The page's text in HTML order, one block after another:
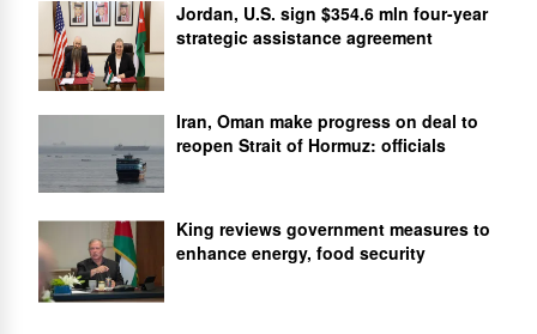
Jordan, U.S. sign $354.6 mln four-year
strategic assistance agreement
Iran, Oman make progress on deal to
reopen Strait of Hormuz: officials
King reviews government measures to
enhance energy, food security